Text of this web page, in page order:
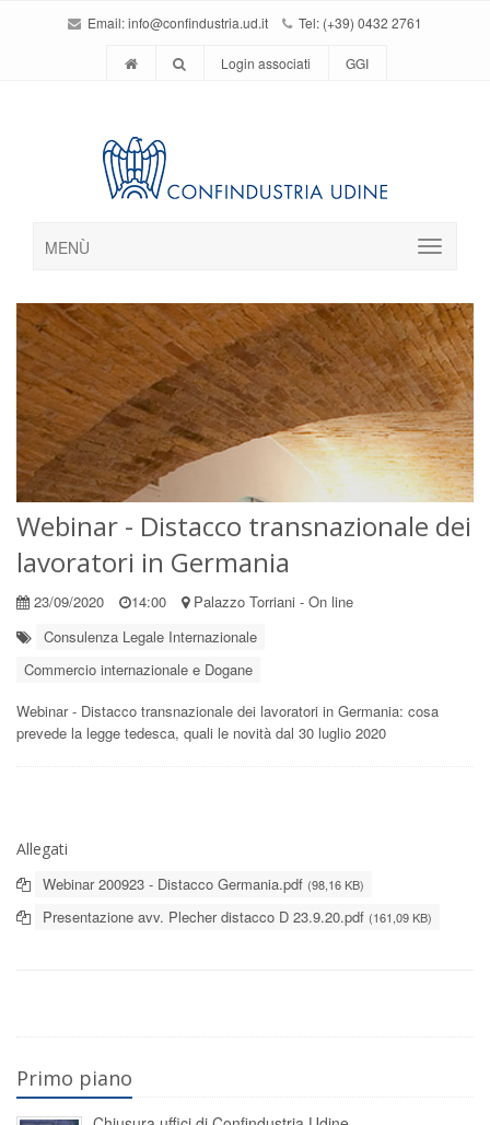
Email:info@confindustria.ud.it Tel: (+39) 0432 2761
Login associati GGI
MENÙ
Webinar - Distacco transnazionale dei
lavoratori in Germania
23/09/2020 14:00
Palazzo Torriani - On line
Consulenza Legale Internazionale
Commercio internazionale e Dogane
Webinar - Distacco transnazionale dei lavoratori in Germania: cosa
prevede la legge tedesca, quali le novità dal 30 luglio 2020
Allegati
Webinar 200923 - Distacco Germania.pdf (98,16 KB)
Presentazione avv. Plecher distacco D 23.9.20.pdf (161,09 KB)
Primo piano